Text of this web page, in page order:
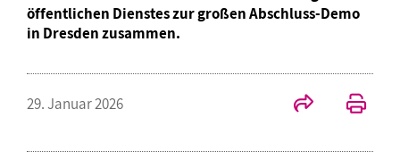
öffentlichen Dienstes zur großen Abschluss-Demo
in Dresden zusammen.
29. Januar 2026